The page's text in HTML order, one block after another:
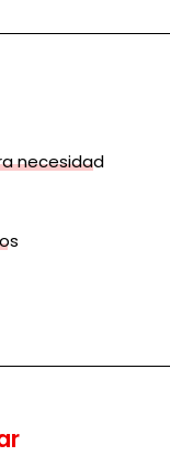
necesidad